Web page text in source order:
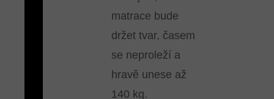
matrace bude
držet tvar, časem
se neproleží a
hravě unese až
140 kg.